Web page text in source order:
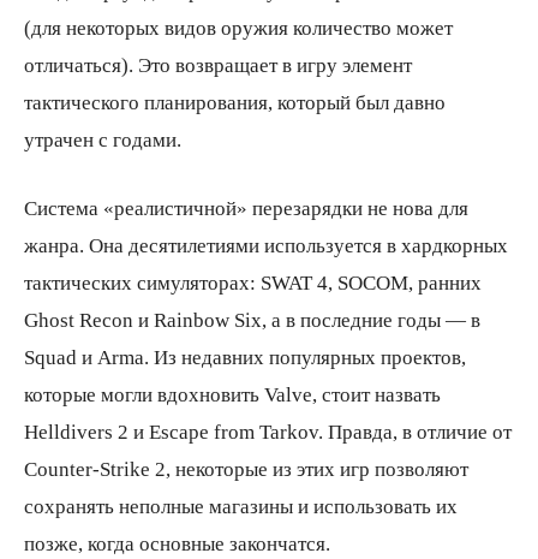
(для некоторых видов оружия количество может
отличаться). Это возвращает в игру элемент
тактического планирования, который был давно
утрачен с годами.
Система «реалистичной» перезарядки не нова для
жанра. Она десятилетиями используется в хардкорных
тактических симуляторах: SWAT 4, SOCOM, ранних
Ghost Recon и Rainbow Six, а в последние годы — в
Squad и Arma. Из недавних популярных проектов,
которые могли вдохновить Valve, стоит назвать
Helldivers 2 и Escape from Tarkov. Правда, в отличие от
Counter-Strike 2, некоторые из этих игр позволяют
сохранять неполные магазины и использовать их
позже, когда основные закончатся.